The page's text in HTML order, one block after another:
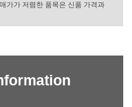
가가 저렴한 품목은 신품 가격과